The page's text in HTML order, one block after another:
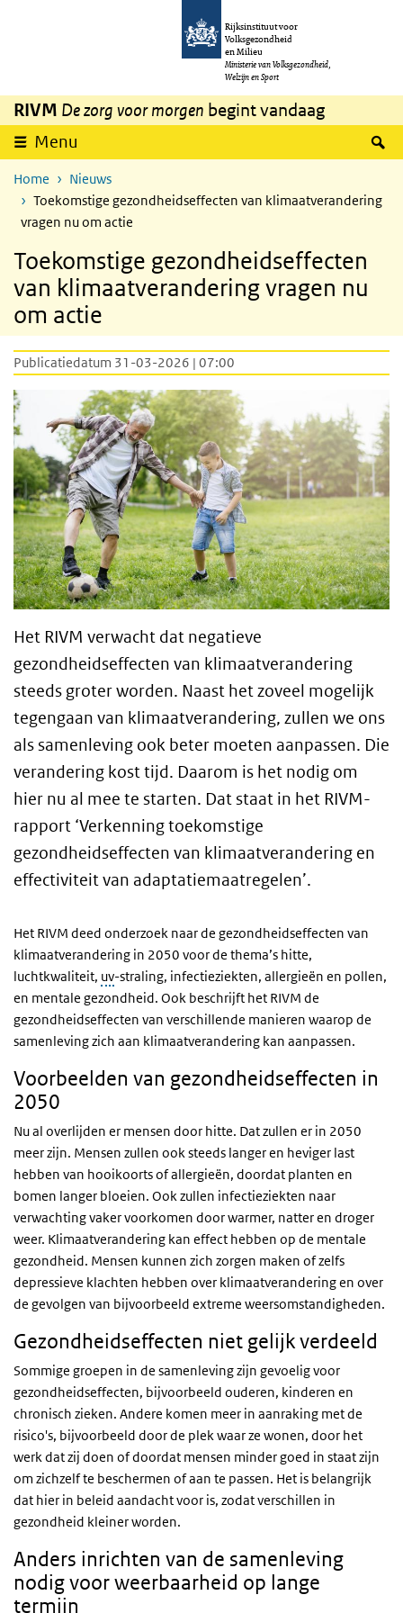
Overslaan en naar de inhoud gaan
Rijksinstituut voor
Volksgezondheid
en Milieu
Ministerie van Volksgezondheid,
Welzijn en Sport
RIVM De zorg voor morgen begint vandaag
Menu
Home
Nieuws
Toekomstige gezondheidseffecten van klimaatverandering
vragen nu om actie
Toekomstige gezondheidseffecten
van klimaatverandering vragen nu
om actie
Publicatiedatum 31-03-2026 | 07:00
Het RIVM verwacht dat negatieve
gezondheidseffecten van klimaatverandering
steeds groter worden. Naast het zoveel mogelijk
tegengaan van klimaatverandering, zullen we ons
als samenleving ook beter moeten aanpassen. Die
verandering kost tijd. Daarom is het nodig om
hier nu al mee te starten. Dat staat in het RIVM-
rapport ‘Verkenning toekomstige
gezondheidseffecten van klimaatverandering en
effectiviteit van adaptatiemaatregelen’.
Het RIVM deed onderzoek naar de gezondheidseffecten van
klimaatverandering in 2050 voor de thema’s hitte,
luchtkwaliteit, uv-straling, infectieziekten, allergieën en pollen,
en mentale gezondheid. Ook beschrijft het RIVM de
gezondheidseffecten van verschillende manieren waarop de
samenleving zich aan klimaatverandering kan aanpassen.
Voorbeelden van gezondheidseffecten in
2050
Nu al overlijden er mensen door hitte. Dat zullen er in 2050
meer zijn. Mensen zullen ook steeds langer en heviger last
hebben van hooikoorts of allergieën, doordat planten en
bomen langer bloeien. Ook zullen infectieziekten naar
verwachting vaker voorkomen door warmer, natter en droger
weer. Klimaatverandering kan effect hebben op de mentale
gezondheid. Mensen kunnen zich zorgen maken of zelfs
depressieve klachten hebben over klimaatverandering en over
de gevolgen van bijvoorbeeld extreme weersomstandigheden.
Gezondheidseffecten niet gelijk verdeeld
Sommige groepen in de samenleving zijn gevoelig voor
gezondheidseffecten, bijvoorbeeld ouderen, kinderen en
chronisch zieken. Andere komen meer in aanraking met de
risico's, bijvoorbeeld door de plek waar ze wonen, door het
werk dat zij doen of doordat mensen minder goed in staat zijn
om zichzelf te beschermen of aan te passen. Het is belangrijk
dat hier in beleid aandacht voor is, zodat verschillen in
gezondheid kleiner worden.
Anders inrichten van de samenleving
nodig voor weerbaarheid op lange
termijn